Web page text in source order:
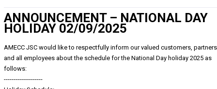
ANNOUNCEMENT – NATIONAL DAY
HOLIDAY 02/09/2025
AMECC JSC would like to respectfully inform our valued customers,
and all employees about the schedule for the National Day holiday 2025 as
follows:
--------------------